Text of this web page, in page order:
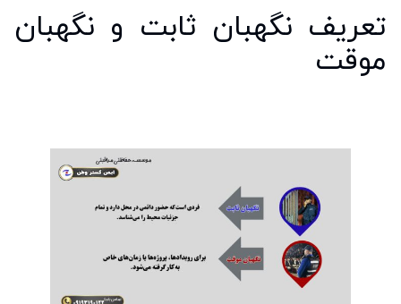
تعریف نگهبان ثابت و نگهبان
موقت